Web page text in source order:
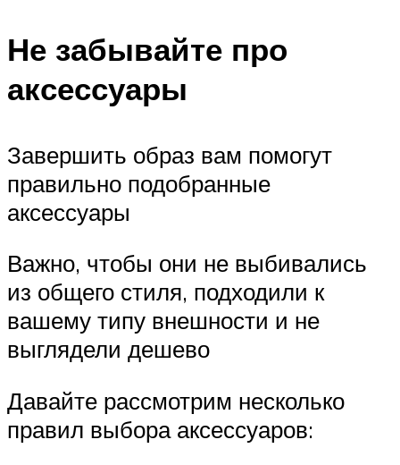
Не забывайте про
аксессуары
Завершить образ вам помогут
правильно подобранные
аксессуары
Важно, чтобы они не выбивались
из общего стиля, подходили к
вашему типу внешности и не
выглядели дешево
Давайте рассмотрим несколько
правил выбора аксессуаров: